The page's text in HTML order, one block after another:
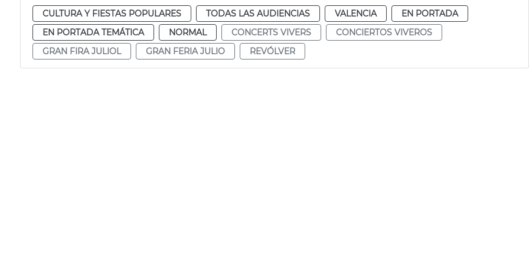
CULTURA Y FIESTAS POPULARES TODAS LAS AUDIENCIAS VALENCIA
EN PORTADA
EN PORTADA TEMÁTICA
NORMAL CONCERTS VIVERS
CONCIERTOS VIVEROS
GRAN FIRA JULIOL
GRAN FERIA JULIO REVÓLVER